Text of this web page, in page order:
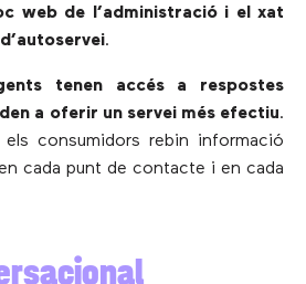
web de l’administració i el xat
.
tenen accés a respostes
a oferir un servei més efectiu.
els consumidors rebin informació
cada punt de contacte i en cada